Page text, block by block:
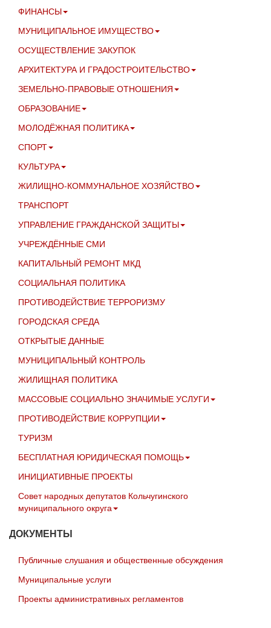
ФИНАНСЫ
МУНИЦИПАЛЬНОЕ ИМУЩЕСТВО
ОСУЩЕСТВЛЕНИЕ ЗАКУПОК
АРХИТЕКТУРА И ГРАДОСТРОИТЕЛЬСТВО
ЗЕМЕЛЬНО-ПРАВОВЫЕ ОТНОШЕНИЯ
ОБРАЗОВАНИЕ
МОЛОДЁЖНАЯ ПОЛИТИКА
СПОРТ
КУЛЬТУРА
ЖИЛИЩНО-КОММУНАЛЬНОЕ ХОЗЯЙСТВО
ТРАНСПОРТ
УПРАВЛЕНИЕ ГРАЖДАНСКОЙ ЗАЩИТЫ
УЧРЕЖДЁННЫЕ СМИ
КАПИТАЛЬНЫЙ РЕМОНТ МКД
СОЦИАЛЬНАЯ ПОЛИТИКА
ПРОТИВОДЕЙСТВИЕ ТЕРРОРИЗМУ
ГОРОДСКАЯ СРЕДА
ОТКРЫТЫЕ ДАННЫЕ
МУНИЦИПАЛЬНЫЙ КОНТРОЛЬ
ЖИЛИЩНАЯ ПОЛИТИКА
МАССОВЫЕ СОЦИАЛЬНО ЗНАЧИМЫЕ УСЛУГИ
ПРОТИВОДЕЙСТВИЕ КОРРУПЦИИ
ТУРИЗМ
БЕСПЛАТНАЯ ЮРИДИЧЕСКАЯ ПОМОЩЬ
ИНИЦИАТИВНЫЕ ПРОЕКТЫ
Совет народных депутатов Кольчугинского
муниципального округа
ДОКУМЕНТЫ
Публичные слушания и общественные обсуждения
Муниципальные услуги
Проекты административных регламентов